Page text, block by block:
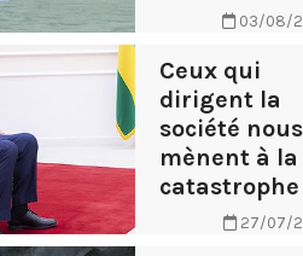
03/08/
Ceux qui
dirigent la
société nous
mènent à la
catastrophe
27/07/